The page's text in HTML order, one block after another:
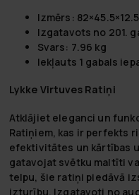
Izmērs:
Izgatavots no 201.
Svars: 7.96 kg
Iekļauts 1 gabals
Lykke Virtuves Ratiņi
Atklājiet eleganci un
Ratiņiem, kas ir perfekts
efektivitātes un kārtības
gatavojat svētku maltīti
telpu, šie ratiņi piedāvā
izturību. Izgatavoti no